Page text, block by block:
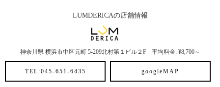
LUMDERICAの店舗情報
神奈川県 横浜市中区元町 5-209北村第１ビル２F 平均料金: ¥8,700～
TEL:045-651-6435 googleMAP